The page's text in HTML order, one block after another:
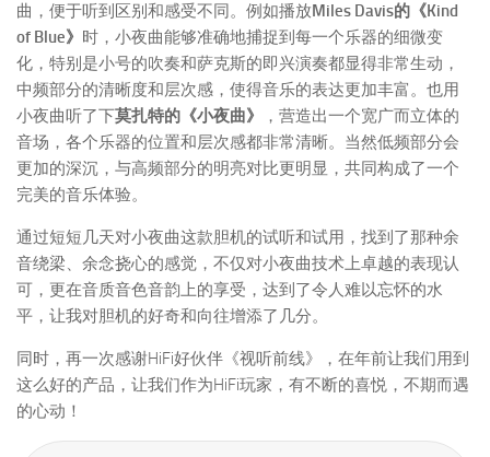
曲，便于听到区别和感受不同。例如播放Miles Davis的《Kind
of Blue》 时，小夜曲能够准确地捕捉到每一个乐器的细微变
化，特别是小号的吹奏和萨克斯的即兴演奏都显得非常生动，
中频部分的清晰度和层次感，使得音乐的表达更加丰富。也用
小夜曲听了下莫扎特的《小夜曲》
，营造出一个宽广而立体的
音场，各个乐器的位置和层次感都非常清晰。当然低频部分会
更加的深沉，与高频部分的明亮对比更明显，共同构成了一个
完美的音乐体验。
通过短短几天对小夜曲这款胆机的试听和试用，找到了那种余
音绕梁、余念挠心的感觉，不仅对小夜曲技术上卓越的表现认
可，更在音质音色音韵上的享受，达到了令人难以忘怀的水
平，让我对胆机的好奇和向往增添了几分。
同时，再一次感谢HiFi好伙伴《视听前线》，在年前让我们用到
这么好的产品，让我们作为HiFi玩家，有不断的喜悦，不期而遇
的心动！